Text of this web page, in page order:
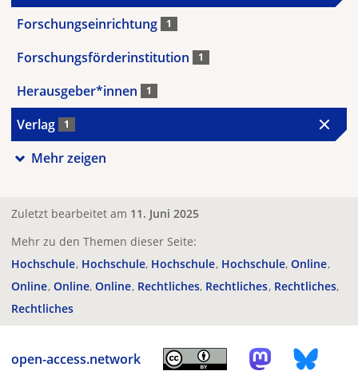
Forschungseinrichtung 1
Forschungsförderinstitution 1
Herausgeber*innen 1
Verlag 1
Mehr zeigen
Zuletzt bearbeitet am 11. Juni 2025
Mehr zu den Themen dieser Seite:
Hochschule Hochschule Hochschule Hochschule Online
Online Online Online Rechtliches Rechtliches Rechtliches
Rechtliches
open-access.network